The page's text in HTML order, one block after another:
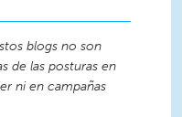
blogs no son
de las posturas en
ni en campañas